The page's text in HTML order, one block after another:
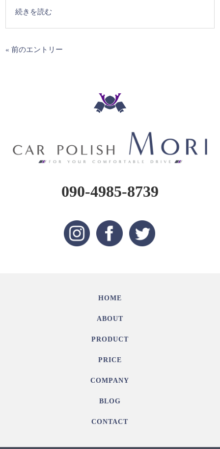
続きを読む
« 前のエントリー
090-4985-8739
HOME
ABOUT
PRODUCT
PRICE
COMPANY
BLOG
CONTACT